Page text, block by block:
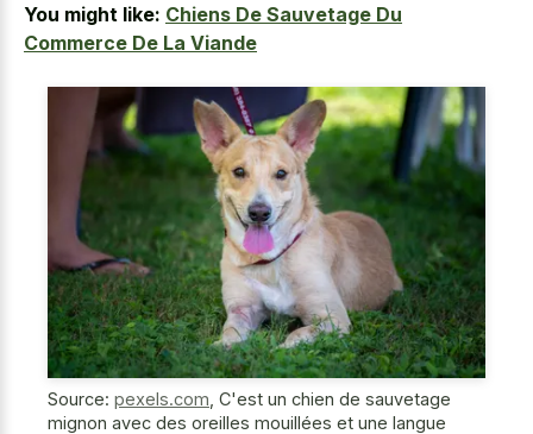
You might like: Chiens De Sauvetage Du
Commerce De La Viande
Source: pexels.com C'est un chien de sauvetage
mignon avec des oreilles mouillées et une langue